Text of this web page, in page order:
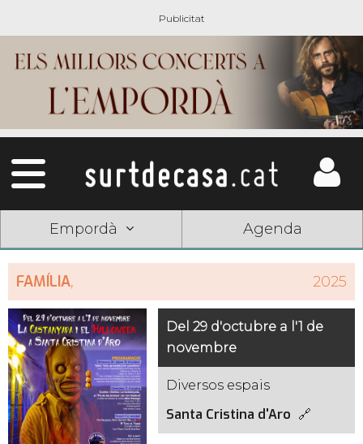
Empordà Agenda
FAMÍLIA, 2025
Del 29 d'octubre a l'1 de
novembre
Diversos espais
Santa Cristina d'Aro